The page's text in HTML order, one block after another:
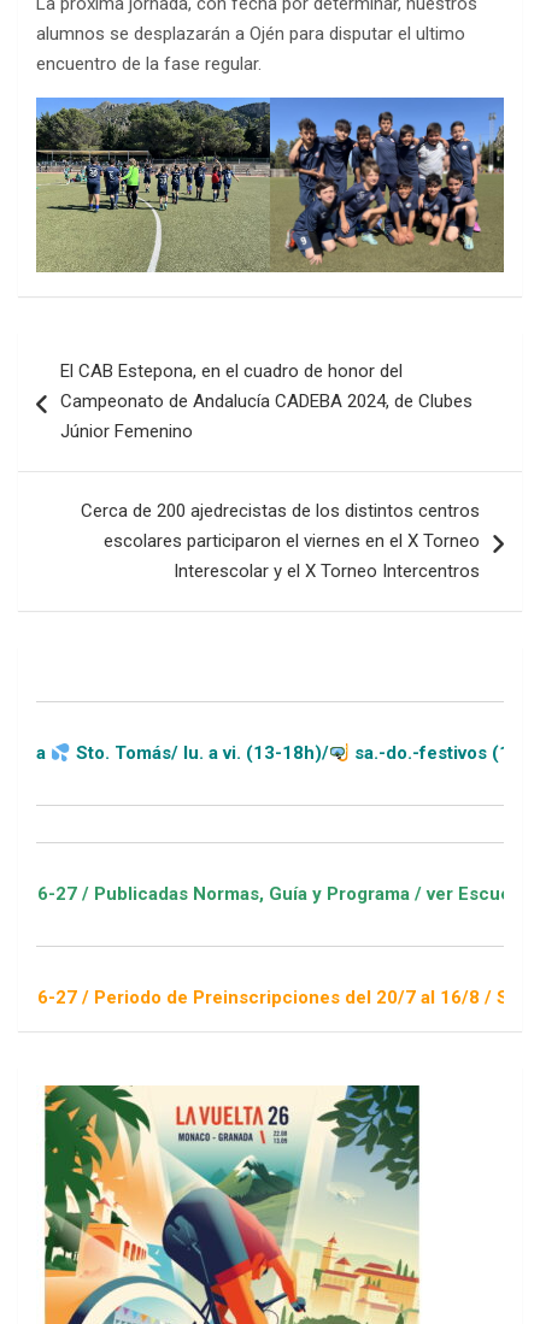
alumnos se desplazarán a Ojén para disputar el ultimo
encuentro de la fase regular.
de
entradas
El CAB Estepona, en el cuadro de honor del
Campeonato de Andalucía CADEBA 2024, de Clubes
Júnior Femenino
Cerca de 200 ajedrecistas de los distintos centros
escolares participaron el viernes en el X Torneo
Interescolar y el X Torneo Intercentros
Tomás/ lu. a vi. (13-18h)/ sa.-do.-festivos (11-20h)
Publicadas Normas, Guía y Programa / ver Escuelas
Periodo de Preinscripciones del 20/7 al 16/8 / Sorteo 1 de